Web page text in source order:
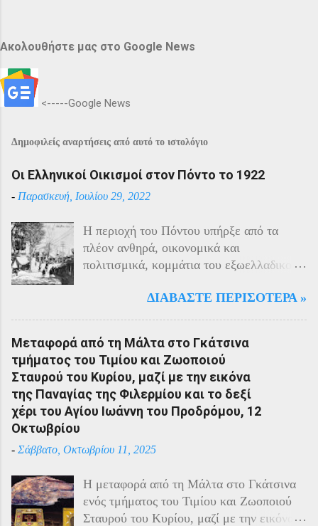
Ακολουθήστε μας στο Google News
<-----Google News
Δημοφιλείς αναρτήσεις από αυτό το ιστολόγιο
Οι Ελληνικοί Οικισμοί στον Πόντο το 1922
- Παρασκευή, Ιουλίου 29, 2022
Η περιοχή του Πόντου υπήρξε από τα
πλέον ανθηρά, οικονομικά και
πολιτισμικά, κομμάτια του εξωελλαδικού
40% του πληθυσμού της περιοχής και μαζί
του Πόντου είχε και αυτός στη διάρκεια
του πολέμου την ίδια τύχη με τον
υπόλοιπο μικρασιατικό πληθυσμό. Με την
είσοδο της Τουρκίας στον πόλεμο
πραγματοποιήθηκαν εκκενώσεις οικισμών,
οικογένειες των φυγοστράτων.
έδωσαν οι Πόντιοι στην καταπίεση με την
οργανωμένη αντίσταση των κατοίκων του.
Αντιδρώντας στις πιέσεις των Τούρκων
ΔΙΑΒΆΣΤΕ ΠΕΡΙΣΌΤΕΡΑ »
Μεταφορά από τη Μάλτα στο Γκάτσινα
τμήματος του Τιμίου και Ζωοποιού
Σταυρού του Κυρίου, μαζί με την εικόνα
της Παναγίας της Φιλερμίου και το δεξί
χέρι του Αγίου Ιωάννη του Προδρόμου, 12
Οκτωβρίου
- Σάββατο, Οκτωβρίου 11, 2025
Η μεταφορά από τη Μάλτα στο Γκάτσινα
ενός τμήματος του Τιμίου και Ζωοποιού
Σταυρού του Κυρίου, μαζί με την εικόνα